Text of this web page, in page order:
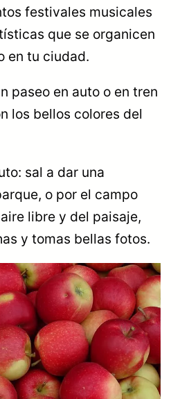
festivales musicales
que se organicen
en tu ciudad.
paseo en auto o en tren
los bellos colores del
sal a dar una
o por el campo
libre y del paisaje,
y tomas bellas fotos.